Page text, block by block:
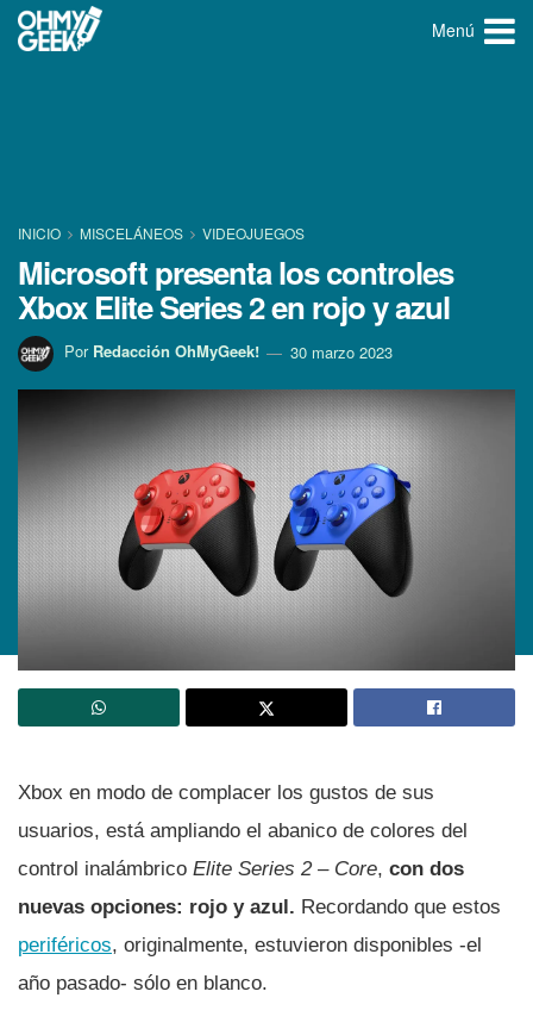
Menú
INICIO MISCELÁNEOS VIDEOJUEGOS
Microsoft presenta los controles
Xbox Elite Series 2 en rojo y azul
Por Redacción OhMyGeek! 30 marzo 2023
Xbox en modo de complacer los gustos de sus
usuarios, está ampliando el abanico de colores del
control inalámbrico Elite Series 2 – Core, con dos
nuevas opciones: rojo y azul. Recordando que estos
periféricos, originalmente, estuvieron disponibles -el
año pasado- sólo en blanco.